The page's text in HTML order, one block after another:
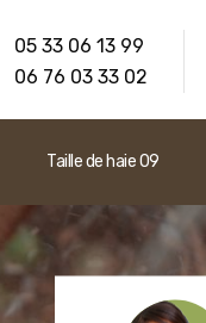
05 33 06 13 99
06 76 03 33 02
Taille de haie 09